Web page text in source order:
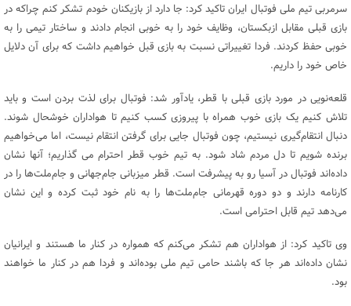
سرمربی تیم ملی فوتبال ایران تاکید کرد: جا دارد از بازیکنان خودم تشکر کنم چراکه در
بازی قبلی مقابل ازبکستان، وظایف خود را به خوبی انجام دادند و ساختار تیمی را به
خوبی حفظ کردند. فردا تغییراتی نسبت به بازی قبل خواهیم داشت که برای آن دلایل
خاص خود را داریم.
قلعه‌نویی در مورد بازی قبلی با قطر، یادآور شد: فوتبال برای لذت بردن است و باید
تلاش کنیم یک بازی خوب همراه با پیروزی کسب کنیم تا هواداران خوشحال شوند.
دنبال انتقام‌گیری نیستیم، چون فوتبال جایی برای گرفتن انتقام نیست، اما می‌خواهیم
برنده شویم تا دل مردم شاد شود. به تیم خوب قطر احترام می گذاریم؛ آنها نشان
داده‌اند فوتبال در آسیا رو به پیشرفت است. قطر میزبانی جام‌جهانی و جام‌ملت‌ها را در
کارنامه دارند و دو دوره قهرمانی جام‌ملت‌ها را به نام خود ثبت کرده‌ و این نشان
می‌دهد تیم قابل احترامی است.
وی تاکید کرد: از هواداران هم تشکر می‌کنم که همواره در کنار ما هستند و ایرانیان
نشان داده‌اند هر جا که باشند حامی تیم ملی بوده‌اند و فردا هم در کنار ما خواهند
بود.